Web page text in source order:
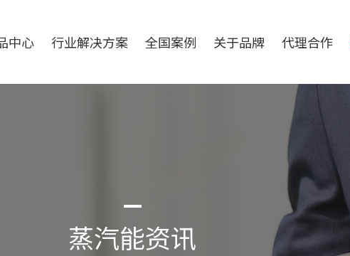
中心 行业解决方案 全国案例 关于品牌 代理合作
蒸汽能资讯